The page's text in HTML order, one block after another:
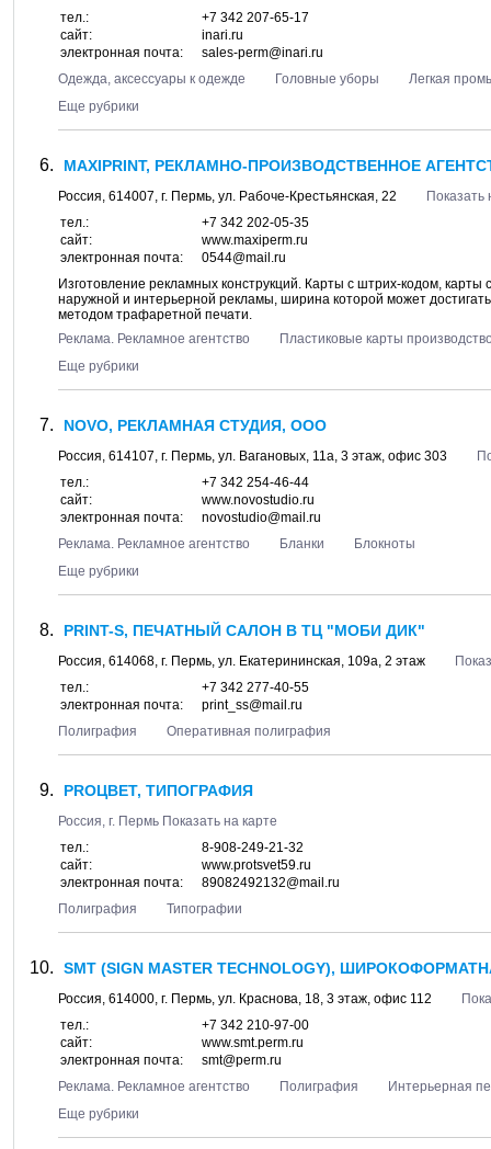
тел.:
+7 342 207-65-17
сайт:
inari.ru
электронная почта:
sales-perm@inari.ru
Одежда, аксессуары к одежде
Головные уборы
Легкая
Еще рубрики
MAXIPRINT, РЕКЛАМНО-ПРОИЗВОДСТВЕННОЕ
Россия, 614007, г. Пермь, ул. Рабоче-Крестьянская, 22
Показать
тел.:
+7 342 202-05-35
сайт:
www.maxiperm.ru
электронная почта:
0544@mail.ru
Изготовление рекламных конструкций. Карты с штрих-кодом,
наружной и интерьерной рекламы, ширина которой может
методом трафаретной печати.
Реклама. Рекламное агентство
Пластиковые карты
Еще рубрики
NOVO, РЕКЛАМНАЯ СТУДИЯ, ООО
Россия, 614107, г. Пермь, ул. Вагановых, 11а, 3 этаж, офис 303
тел.:
+7 342 254-46-44
сайт:
www.novostudio.ru
электронная почта:
novostudio@mail.ru
Реклама. Рекламное агентство
Бланки
Блокноты
Еще рубрики
PRINT-S, ПЕЧАТНЫЙ САЛОН В ТЦ "МОБИ ДИК"
Россия, 614068, г. Пермь, ул. Екатерининская, 109а, 2 этаж
тел.:
+7 342 277-40-55
электронная почта:
print_ss@mail.ru
Полиграфия
Оперативная полиграфия
PROЦВЕТ, ТИПОГРАФИЯ
Россия, г. Пермь Показать на карте
тел.:
8-908-249-21-32
сайт:
www.protsvet59.ru
электронная почта:
89082492132@mail.ru
Полиграфия
Типографии
SMT (SIGN MASTER TECHNOLOGY),
Россия, 614000, г. Пермь, ул. Краснова, 18, 3 этаж, офис 112
тел.:
+7 342 210-97-00
сайт:
www.smt.perm.ru
электронная почта:
smt@perm.ru
Реклама. Рекламное агентство
Полиграфия
Интерьерная
Еще рубрики